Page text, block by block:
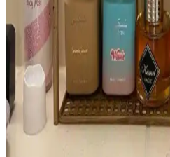
Yatmadan önce parfüm kullanımı,
Kokular uyku kalitesini artırabilir,
parfümün etkin kullanımını mümkün
Parfüm Koleksiyonculuğu:
Seçim, Kullanım ve
Parfüm koleksiyonculuğu, farklı
geliştirme fırsatı sunar. Mevsime
ve doğru saklama koşulları